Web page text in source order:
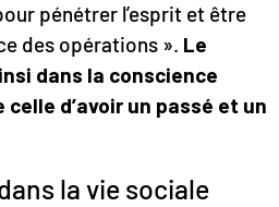
pénétrer l’esprit et être
des opérations ». Le
dans la conscience
d’avoir un passé et un
la vie sociale